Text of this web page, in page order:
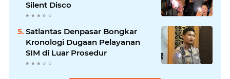
Silent Disco
Satlantas Denpasar Bongkar
Kronologi Dugaan Pelayanan
SIM di Luar Prosedur